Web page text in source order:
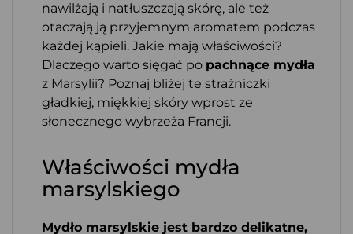
nawilżają i natłuszczają skórę, ale też
otaczają ją przyjemnym aromatem podczas
każdej kąpieli. Jakie mają właściwości?
Dlaczego warto sięgać po pachnące mydła
z Marsylii? Poznaj bliżej te strażniczki
gładkiej, miękkiej skóry wprost ze
słonecznego wybrzeża Francji.
Właściwości mydła
marsylskiego
Mydło marsylskie jest bardzo delikatne,